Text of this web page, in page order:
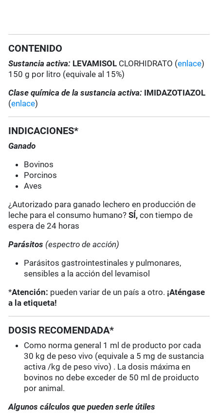
CONTENIDO
Sustancia activa: LEVAMISOL CLORHIDRATO (enlace)
150 g por litro (equivale al 15%)
Clase química de la sustancia activa: IMIDAZOTIAZOL
(enlace)
INDICACIONES*
Ganado
Bovinos
Porcinos
Aves
¿Autorizado para ganado lechero en producción de
leche para el consumo humano?SÍ,con tiempo de
espera de 24 horas
Parásitos (espectro de acción)
Parásitos gastrointestinales y pulmonares,
sensibles a la acción del levamisol
*Atención: pueden variar de un país a otro. ¡Aténgase
a la etiqueta!
DOSIS RECOMENDADA*
Como norma general 1 ml de producto por cada
30 kg de peso vivo (equivale a 5 mg de sustancia
activa /kg de peso vivo) . La dosis máxima en
bovinos no debe exceder de 50 ml de proiducto
por animal.
Algunos cálculos que pueden serle útiles